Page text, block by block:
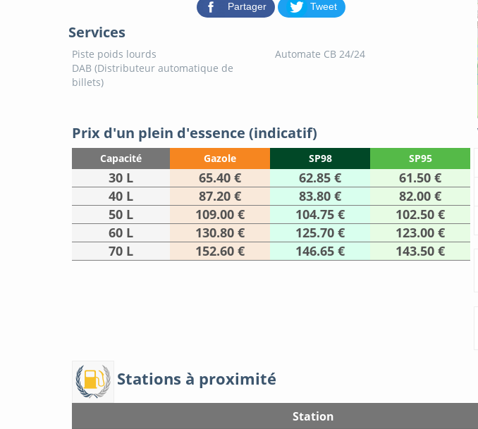
Partager Tweet
Services
Piste poids lourds
Automate CB 24/24
DAB (Distributeur automatique de
billets)
Prix d'un plein d'essence (indicatif)
Capacité Gazole SP98 SP95
30 L 65.40 € 62.85 €
61.50 €
40 L
87.20 € 83.80 €
82.00 €
50 L
109.00 € 104.75 €
102.50 €
60 L
130.80 € 125.70 €
123.00 €
70 L
152.60 € 146.65 € 143.50 €
Stations à proximité
Station